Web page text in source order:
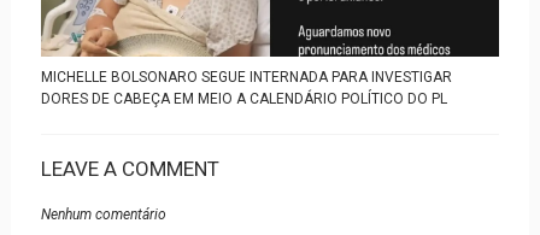
MICHELLE BOLSONARO SEGUE INTERNADA PARA INVESTIGAR
DORES DE CABEÇA EM MEIO A CALENDÁRIO POLÍTICO DO PL
LEAVE A COMMENT
Nenhum comentário